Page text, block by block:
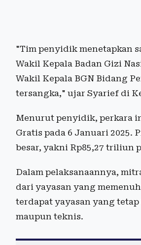
"Tim penyidik menetapkan
Wakil Kepala Badan Gizi
Wakil Kepala BGN Bidang
tersangka," ujar Syarief di
Menurut penyidik, perkara
Gratis pada 6 Januari 2025.
besar, yakni Rp85,27 triliun
Dalam pelaksanaannya,
dari yayasan yang
terdapat yayasan yang
maupun teknis.